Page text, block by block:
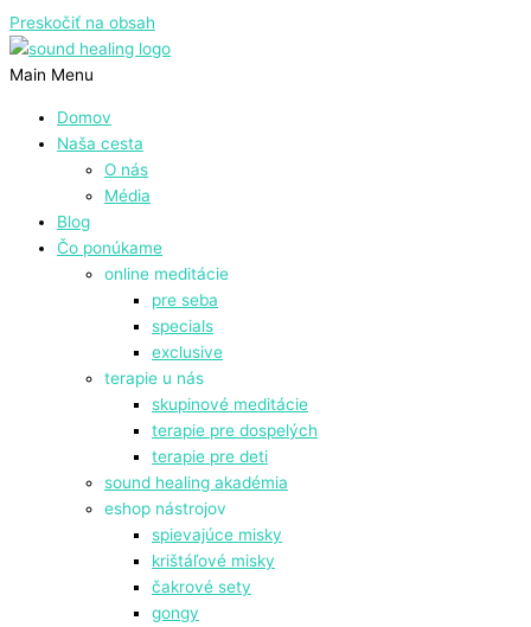
Preskočiť na obsah
Main Menu
Domov
Naša cesta
O nás
Média
Blog
Čo ponúkame
online meditácie
pre seba
specials
exclusive
terapie u nás
skupinové meditácie
terapie pre dospelých
terapie pre deti
sound healing akadémia
eshop nástrojov
spievajúce misky
krištáľové misky
čakrové sety
gongy